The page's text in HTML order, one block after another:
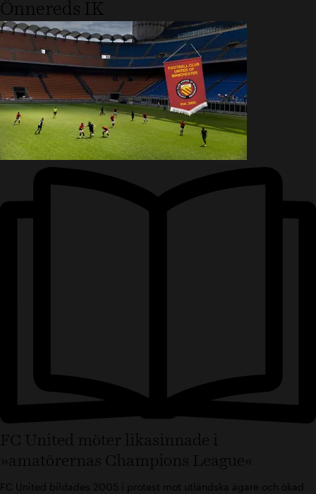
Önnereds IK
FC United möter likasinnade i
»amatörernas Champions League«
FC United bildades 2005 i protest mot utländska ägare och ökad